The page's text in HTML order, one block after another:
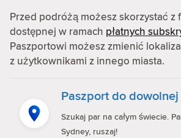
Przed podróżą możesz skorzystać z
dostępnej w ramach płatnych
Paszportowi możesz zmienić
z użytkownikami z innego miasta.
Paszport do
Szukaj par na całym świecie.
Sydney, ruszaj!